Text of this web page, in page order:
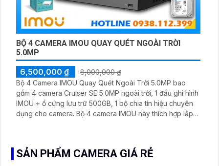
BỘ 4 CAMERA IMOU QUAY QUÉT NGOÀI TRỜI
5.0MP
6,500,000 ₫
8,000,000 ₫
Bộ 4 Camera IMOU Quay Quét Ngoài Trời 5.0MP bao
gồm 4 camera Cruiser SE 5.0MP ngoài trời, 1 đầu ghi hình
IMOU + ổ cứng lưu trữ 500GB, 1 bộ chia tín hiệu chuyên
dụng cho camera. Bộ 4 camera IMOU này thích hợp lắp
SẢN PHẨM CAMERA GIÁ RẺ